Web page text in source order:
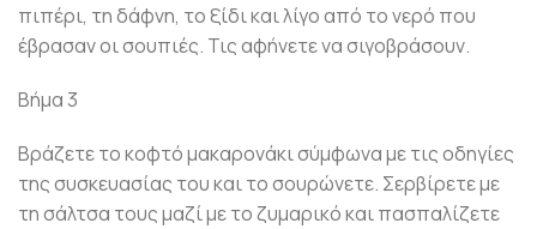
πιπέρι, τη δάφνη, το ξίδι και λίγο από το νερό που
έβρασαν οι σουπιές. Τις αφήνετε να σιγοβράσουν.
Βήμα 3
Βράζετε το κοφτό μακαρονάκι σύμφωνα με τις οδηγίες
της συσκευασίας του και το σουρώνετε. Σερβίρετε με
τη σάλτσα τους μαζί με το ζυμαρικό και πασπαλίζετε